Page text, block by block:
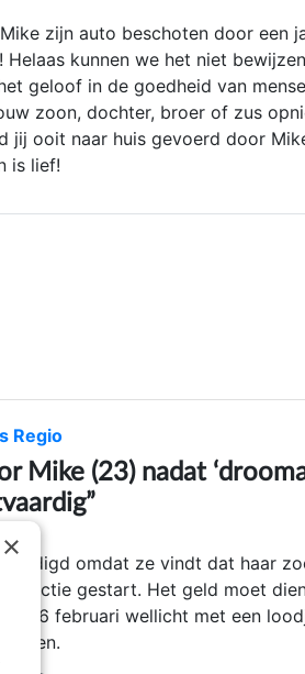
zijn auto beschoten door een
Helaas kunnen we het niet
geloof in de goedheid van
zoon, dochter, broer of zus
jij ooit naar huis gevoerd door
is lief!
Regio
Mike (23) nadat
omdat ze vindt dat haar
gestart. Het geld moet
op 6 februari wellicht met een
×